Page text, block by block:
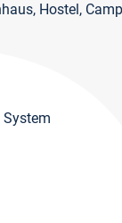
Hostel,